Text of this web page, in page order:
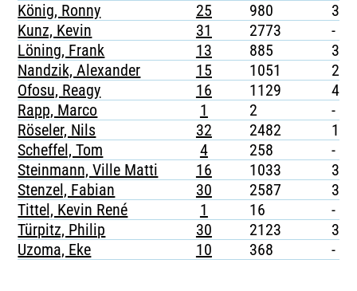
König, Ronny
25 980
3
Kunz, Kevin
31 2773
-
Löning, Frank
13 885
3
Nandzik, Alexander
15 1051
2
Ofosu, Reagy
16 1129
4
Rapp, Marco
1 2
-
Röseler, Nils
32 2482
1
Scheffel, Tom
4 258
-
Steinmann, Ville Matti
16 1033
3
Stenzel, Fabian
30 2587
3
Tittel, Kevin René
1 16
-
Türpitz, Philip
30 2123
3
Uzoma, Eke
10 368 -